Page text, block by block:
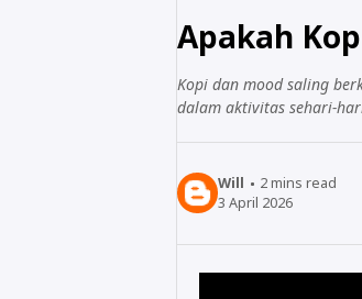
Apakah
Kopi dan mood saling
dalam aktivitas sehari-
Will 2mins read
3 April 2026